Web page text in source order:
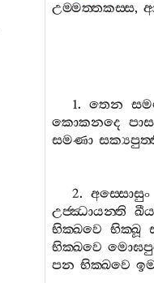
උම‍්මත‍්තකස‍්ස,
1.තෙන
කොකනදෙ
සමණා
2. අස‍්සොසුං
උජ‍්ඣායන‍්ති
භික‍්ඛවෙ භික‍්ඛූ
භික‍්ඛවෙ
පන භික‍්ඛවෙ